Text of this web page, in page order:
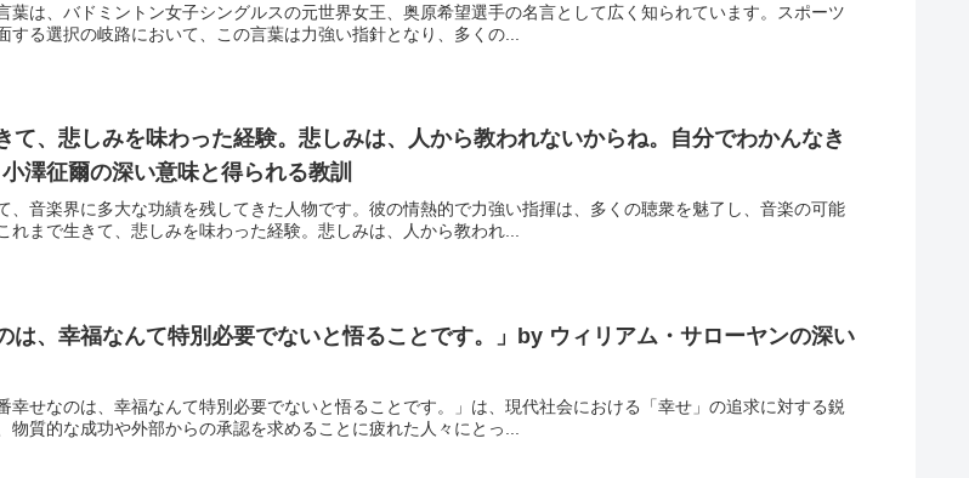
葉は、バドミントン女子シングルスの元世界女王、奥原希望選手の名言として広く知られています。スポーツ
る選択の岐路において、この言葉は力強い指針となり、多くの...
て、悲しみを味わった経験。悲しみは、人から教われないからね。自分でわかんなき
澤征爾の深い意味と得られる教訓
、音楽界に多大な功績を残してきた人物です。彼の情熱的で力強い指揮は、多くの聴衆を魅了し、音楽の可能
れまで生きて、悲しみを味わった経験。悲しみは、人から教われ...
は、幸福なんて特別必要でないと悟ることです。」by ウィリアム・サローヤンの深い
幸せなのは、幸福なんて特別必要でないと悟ることです。」は、現代社会における「幸せ」の追求に対する鋭
質的な成功や外部からの承認を求めることに疲れた人々にとっ...